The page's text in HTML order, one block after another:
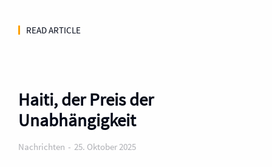
READ ARTICLE
Haiti, der Preis der
Unabhängigkeit
Nachrichten 25. Oktober 2025